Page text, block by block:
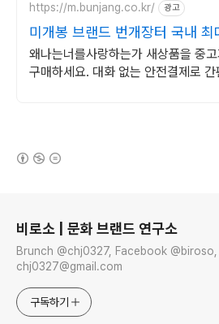
https://m.bunjang.co.kr/ 광고
미개봉 브랜드 번개장터 국내 최
랜드 중고거래
왜나는너를사랑하는가 새상품을 중
구매하세요. 대화 없는 안전결제로 간
비로소 | 문화 브랜드 연구소
Brunch @chj0327, Facebook @biroso, Email :
chj0327@gmail.com
구독하기